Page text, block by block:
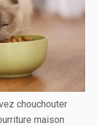
chouchouter
maison